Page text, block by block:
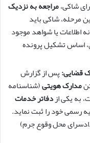
شاکی،مراجعه به نزدیک
مرحله، شاکی باید
اطلاعات یا شواهد موجود
اساس تشکیل پرونده
قضایی:پس از گزارش
مدارک هویتی(شناسنامه
به یکی ازدفاتر خدمات
رسمی خود را ثبت نماید.
محل وقوع جرم)